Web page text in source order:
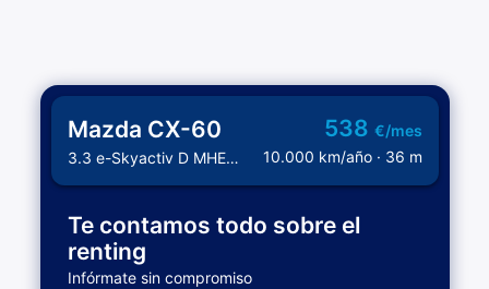
Mazda CX-60
3.3 e-Skyactiv D MHEV 147kW 8AT RWD Exclusive Line
538 €/mes
10.000 km/año · 36 m
Te contamos todo sobre el
renting
Infórmate sin compromiso